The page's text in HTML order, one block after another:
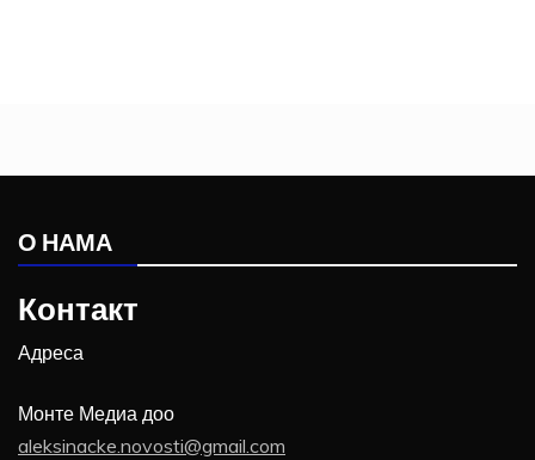
О НАМА
Контакт
Адреса
Монте Медиа доо
aleksinacke.novosti@gmail.com